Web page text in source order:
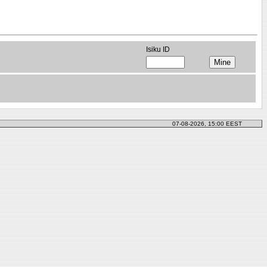
Isiku ID
07-08-2026, 15:00 EEST